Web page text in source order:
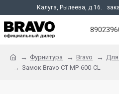
Калуга, Рылеева, д.16.
Фурнитура Bravo Для
Замок Bravo СТ MP-600-CL